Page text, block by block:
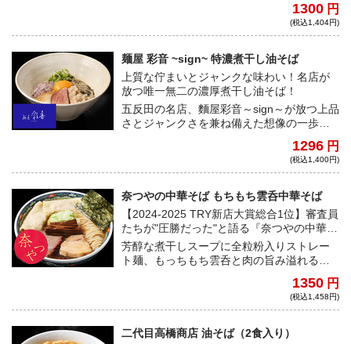
から、煮干の表層の旨味だけを丁寧に抽出
したかけソバ。淡麗かけソバ伊吹から、旨
1300 円
(税込1,404円)
麺屋 彩音 ~sign~ 特濃煮干し油そば
上質な佇まいとジャンクな味わい！名店が
放つ唯一無二の濃厚煮干し油そば！
五反田の名店、麵屋彩音～sign～が放つ上品
さとジャンクさを兼ね備えた想像の一歩先
い、中毒性抜群の一杯をお届け！！1296 円
(税込1,400円)
奈つやの中華そば もちもち雲呑中華そば
【2024-2025 TRY新店大賞総合1位】審査員
たちが"圧勝だった"と語る『奈つやの中華そ
ば』
芳醇な煮干しスープに全粒粉入りストレー
ト麺、もっちもち雲呑と肉の旨み溢れるチ
1350 円
(税込1,458円)
二代目高橋商店 油そば（2食入り）